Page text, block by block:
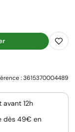
:3615370004489
12h
dès 49€ en